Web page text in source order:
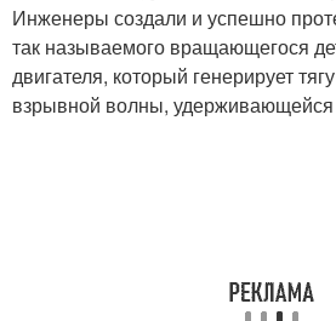
Инженеры создали и успешно
так называемого вращающегося
двигателя, который генерирует
взрывной волны, удерживающейся